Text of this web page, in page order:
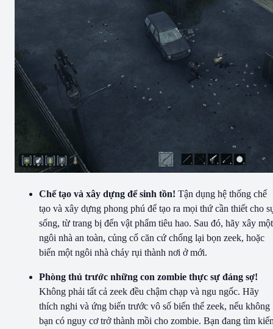
Chế tạo và xây dựng để sinh tồn! Tận dụng hệ thống chế
tạo và xây dựng phong phú để tạo ra mọi thứ cần thiết cho
sống, từ trang bị đến vật phẩm tiêu hao. Sau đó, hãy xây một
ngôi nhà an toàn, củng cố căn cứ chống lại bọn zeek, hoặc
biến một ngôi nhà cháy rụi thành nơi ở mới.
Phòng thủ trước những con zombie thực sự đáng sợ!
Không phải tất cả zeek đều chậm chạp và ngu ngốc. Hãy
thích nghi và ứng biến trước vô số biến thể zeek, nếu không
bạn có nguy cơ trở thành mồi cho zombie. Bạn đang tìm